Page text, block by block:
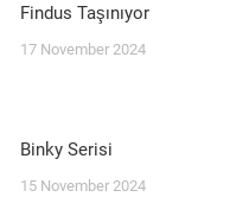
Findus Taşınıyor
17 November 2024
Binky Serisi
15 November 2024